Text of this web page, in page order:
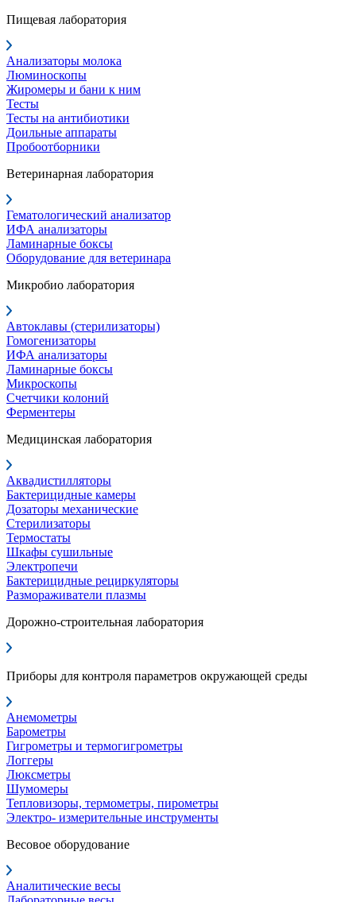
Пищевая лаборатория
Анализаторы молока
Люминоскопы
Жиромеры и бани к ним
Тесты
Тесты на антибиотики
Доильные аппараты
Пробоотборники
Ветеринарная лаборатория
Гематологический анализатор
ИФА анализаторы
Ламинарные боксы
Оборудование для ветеринара
Микробио лаборатория
Автоклавы (стерилизаторы)
Гомогенизаторы
ИФА анализаторы
Ламинарные боксы
Микроскопы
Счетчики колоний
Ферментеры
Медицинская лаборатория
Аквадистилляторы
Бактерицидные камеры
Дозаторы механические
Стерилизаторы
Термостаты
Шкафы сушильные
Электропечи
Бактерицидные рециркуляторы
Размораживатели плазмы
Дорожно-строительная лаборатория
Приборы для контроля параметров окружающей среды
Анемометры
Барометры
Гигрометры и термогигрометры
Логгеры
Люксметры
Шумомеры
Тепловизоры, термометры, пирометры
Электро- измерительные инструменты
Весовое оборудование
Аналитические весы